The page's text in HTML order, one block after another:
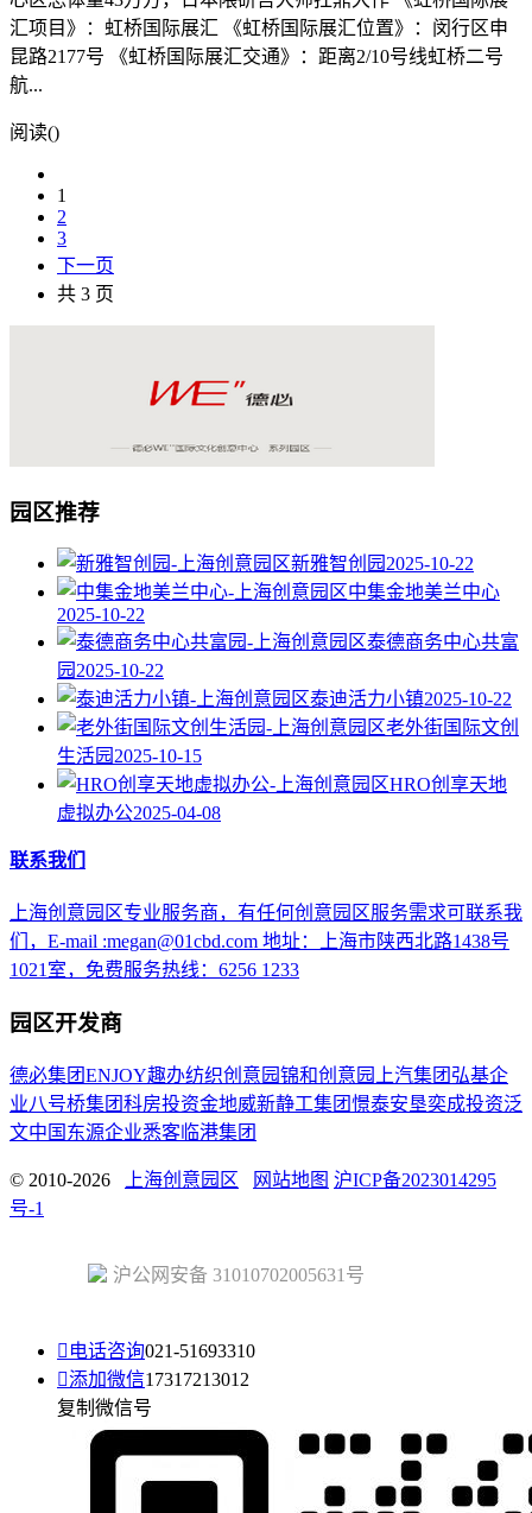
汇项目》：虹桥国际展汇 《虹桥国际展汇位置》：闵行区申
昆路2177号 《虹桥国际展汇交通》：距离2/10号线虹桥二号
航...
阅读()
1
2
3
下一页
共 3 页
园区推荐
新雅智创园 2025-10-22
中集金地美兰中心
2025-10-22
泰德商务中心共富
园 2025-10-22
泰迪活力小镇2025-10-22
老外街国际文创
生活园 2025-10-15
HRO创享天地
虚拟办公2025-04-08
联系我们
上海创意园区专业服务商，有任何创意园区服务需求可联系我
们，E-mail :megan@01cbd.com 地址：上海市陕西北路1438号
1021室，免费服务热线：6256 1233
园区开发商
德必集团ENJOY趣办纺织创意园锦和创意园 上汽集团 弘基企
业八号桥集团科房投资金地威新静工集团憬泰安垦奕成投资泛
文中国 东源企业悉客 临港集团
© 2010-2026 上海创意园区 网站地图 沪ICP备2023014295
号-1
沪公网安备 31010702005631号
 电话咨询021-51693310
添加微信17317213012
复制微信号